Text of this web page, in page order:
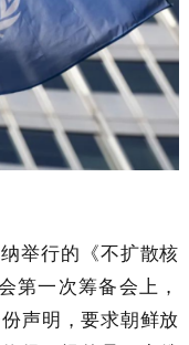
举行的《不扩散核
第一次筹备会上，
声明，要求朝鲜放